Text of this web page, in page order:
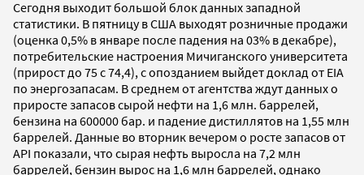
Сегодня выходит большой блок данных западной
статистики. В пятницу в США выходят розничные продажи
(оценка 0,5% в январе после падения на 03% в декабре),
потребительские настроения Мичиганского университета
(прирост до 75 с 74,4), с опозданием выйдет доклад от EIA
по энергозапасам. В среднем от агентства ждут данных о
приросте запасов сырой нефти на 1,6 млн. баррелей,
бензина на 600000 бар. и падение дистиллятов на 1,55 млн
баррелей. Данные во вторник вечером о росте запасов от
API показали, что сырая нефть выросла на 7,2 млн
баррелей, бензин вырос на 1,6 млн баррелей, однако